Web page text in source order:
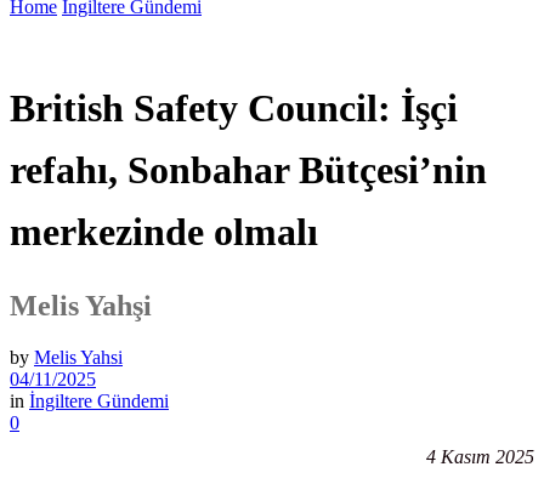
Home İngiltere Gündemi
British Safety Council: İşçi
refahı, Sonbahar Bütçesi’nin
merkezinde olmalı
Melis Yahşi
by Melis Yahsi
04/11/2025
in İngiltere Gündemi
0
4 Kasım 2025